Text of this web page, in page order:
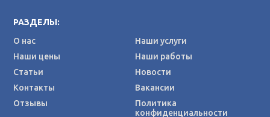
РАЗДЕЛЫ:
О нас
Наши услуги
Наши цены
Наши работы
Статьи
Новости
Контакты
Вакансии
Отзывы
Политика
конфиденциальности